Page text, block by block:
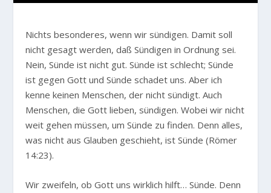
Nichts besonderes, wenn wir sündigen. Damit soll
nicht gesagt werden, daß Sündigen in Ordnung sei.
Nein, Sünde ist nicht gut. Sünde ist schlecht; Sünde
ist gegen Gott und Sünde schadet uns. Aber ich
kenne keinen Menschen, der nicht sündigt. Auch
Menschen, die Gott lieben, sündigen. Wobei wir nicht
weit gehen müssen, um Sünde zu finden. Denn alles,
was nicht aus Glauben geschieht, ist Sünde (Römer
14:23).
Wir zweifeln, ob Gott uns wirklich hilft… Sünde. Denn